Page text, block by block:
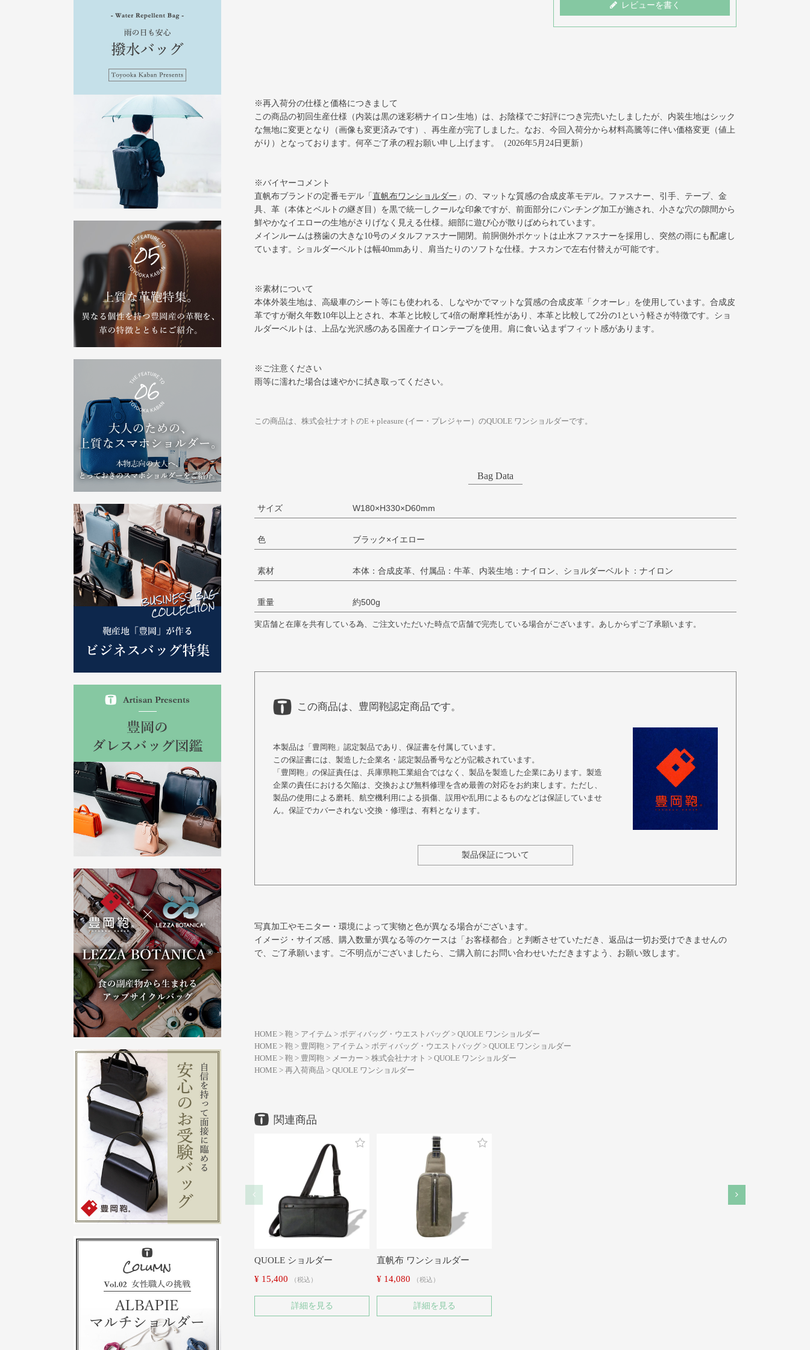
レビューを書く
※再入荷分の仕様と価格につきまして
この商品の初回生産仕様（内装は黒の迷彩柄ナイロン生地）は、お陰様でご好評につき完売いたしましたが、内装生地はシック
な無地に変更となり（画像も変更済みです）、再生産が完了しました。 なお、今回入荷分から材料高騰等に伴い価格変更（値上
がり）となっております。何卒ご了承の程お願い申し上げます。（2026年5月24日更新）
※バイヤーコメント
直帆布ブランドの定番モデル 「 直帆布ワンショルダー 」 の、マットな質感の合成皮革モデル。ファスナー、引手、テープ、金
具、革（本体とベルトの継ぎ目）を黒で統一しクールな印象ですが、前面部分にパンチング加工が施され、小さな穴の隙間から
鮮やかなイエローの生地がさりげなく見える仕様。細部に遊び心が散りばめられています。
メインルームは務歯の大きな10号のメタルファスナー開閉。前胴側外ポケットは止水ファスナーを採用し、突然の雨にも配慮し
ています。ショルダーベルトは幅40mmあり、肩当たりのソフトな仕様。ナスカンで左右付替えが可能です。
※素材について
本体外装生地は、高級車のシート等にも使われる、しなやかでマットな質感の合成皮革「クオーレ」を使用しています。合成皮
革ですが耐久年数10年以上とされ、本革と比較して4倍の耐摩耗性があり、本革と比較して2分の1という軽さが特徴です。ショ
ルダーベルトは、上品な光沢感のある国産ナイロンテープを使用。肩に食い込まずフィット感があります。
※ご注意ください
雨等に濡れた場合は速やかに拭き取ってください。
この商品は、株式会社ナオトのE＋pleasure (イー・プレジャー）のQUOLE ワンショルダーです。
Bag Data
サイズ W180×H330×D60mm
色 ブラック×イエロー
素材 本体：合成皮革、付属品：牛革、内装生地：ナイロン、ショルダーベルト：ナイロン
重量 約500g
実店舗と在庫を共有している為、ご注文いただいた時点で店舗で完売している場合がございます。あしからずご了承願います。
この商品は、豊岡鞄認定商品です。
本製品は「豊岡鞄」認定製品であり、保証書を付属しています。
この保証書には、製造した企業名・認定製品番号などが記載されています。
「豊岡鞄」の保証責任は、兵庫県鞄工業組合ではなく、製品を製造した企業にあります。製造
企業の責任における欠陥は、交換および無料修理を含め最善の対応をお約束します。ただし、
製品の使用による磨耗、航空機利用による損傷、誤用や乱用によるものなどは保証していませ
ん。保証でカバーされない交換・修理は、有料となります。
製品保証について
写真加工やモニター・環境によって実物と色が異なる場合がございます。
イメージ・サイズ感、購入数量が異なる等のケースは「お客様都合」と判断させていただき、返品は一切お受けできませんの
で、ご了承願います。ご不明点がございましたら、ご購入前にお問い合わせいただきますよう、お願い致します。
HOME 鞄 アイテム ボディバッグ・ウエストバッグ
QUOLE ワンショルダー
HOME
鞄 豊岡鞄 アイテム ボディバッグ・ウエストバッグ
QUOLE ワンショルダー
HOME
鞄 豊岡鞄 メーカー 株式会社ナオト
QUOLE ワンショルダー
HOME
再入荷商品 QUOLE ワンショルダー
QUOLE ショルダー
¥ 15,400 税込
詳細を見る
直帆布 ワンショルダー
¥ 14,080 税込
詳細を見る